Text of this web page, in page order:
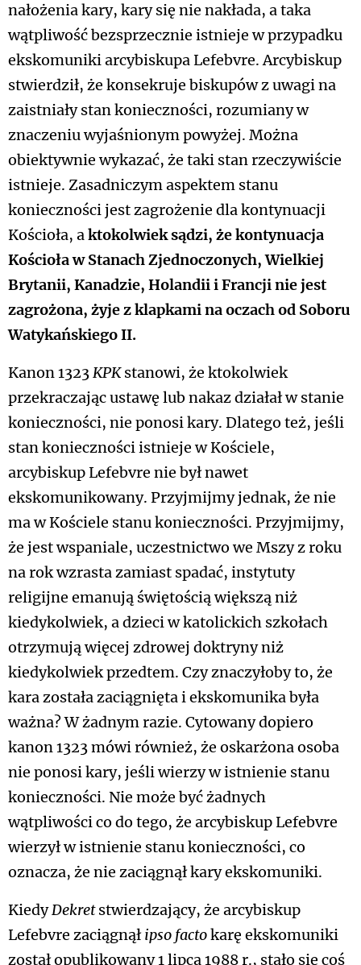
nałożenia kary, kary się nie nakłada, a taka
wątpliwość bezsprzecznie istnieje w przypadku
ekskomuniki arcybiskupa Lefebvre. Arcybiskup
stwierdził, że konsekruje biskupów z uwagi na
zaistniały stan konieczności, rozumiany w
znaczeniu wyjaśnionym powyżej. Można
obiektywnie wykazać, że taki stan rzeczywiście
istnieje. Zasadniczym aspektem stanu
konieczności jest zagrożenie dla kontynuacji
Kościoła, aktokolwiek sądzi, że kontynuacja
Kościoła w Stanach Zjednoczonych, Wielkiej
Brytanii, Kanadzie, Holandii i Francji nie jest
zagrożona, żyje z klapkami na oczach od Soboru
Watykańskiego II.
Kanon 1323KPKstanowi, że ktokolwiek
przekraczając ustawę lub nakaz działał w stanie
konieczności, nie ponosi kary. Dlatego też, jeśli
stan konieczności istnieje w Kościele,
arcybiskup Lefebvre nie był nawet
ekskomunikowany. Przyjmijmy jednak, że nie
ma w Kościele stanu konieczności. Przyjmijmy,
że jest wspaniale, uczestnictwo we Mszy z roku
na rok wzrasta zamiast spadać, instytuty
religijne emanują świętością większą niż
kiedykolwiek, a dzieci w katolickich szkołach
otrzymują więcej zdrowej doktryny niż
kiedykolwiek przedtem. Czy znaczyłoby to, że
kara została zaciągnięta i ekskomunika była
ważna? W żadnym razie. Cytowany dopiero
kanon 1323 mówi również, że oskarżona osoba
nie ponosi kary, jeśli wierzy w istnienie stanu
konieczności. Nie może być żadnych
wątpliwości co do tego, że arcybiskup Lefebvre
wierzył w istnienie stanu konieczności, co
oznacza, że nie zaciągnął kary ekskomuniki.
KiedyDekretstwierdzający, że arcybiskup
Lefebvre zaciągnąłipso factokarę ekskomuniki
został opublikowany 1 lipca 1988 r., stało się coś